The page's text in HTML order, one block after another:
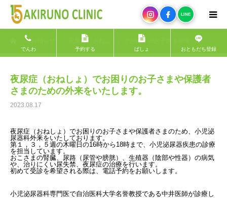
InstagramFacebook
LINE
LINE
お知らせ 夜尿症（おねしょ）でお困りのお子さまや保…
夜尿症（おねしょ）でお困りのお子さまや保護者
さまのための外来をいたします。
2023.08.17
夜尿症（おねしょ）でお困りのお子さまや保護者さまのため、小児泌
尿器科外来をいたしております。
第１，３，５週の木曜日の16時から18時まで、小児泌尿器疾患の診療
を担当しています。
おこさまの腎臓、尿路（尿管や膀胱）、生殖器（陰部や性器）の病気
や、治りにくい尿失禁、夜尿症の治療を行います。
初めて受診を希望される際は、電話予約をお願いします。
小児泌尿器科専門医で自治医科大学名誉教授である中井医師が診療し
でんわ 予約する ばしょ おともだち登録
予約する
診療科目
専門外来